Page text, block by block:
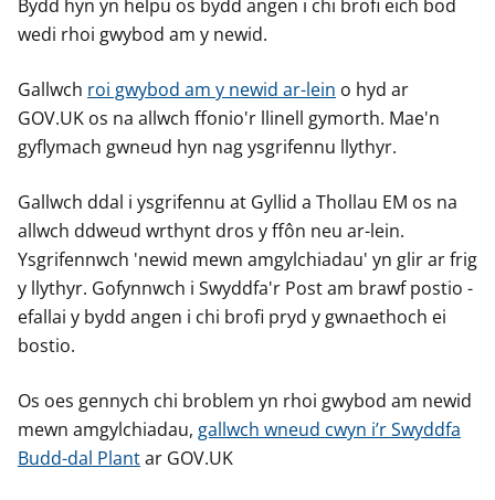
Bydd hyn yn helpu os bydd angen i chi brofi eich bod
wedi rhoi gwybod am y newid.
Gallwch roi gwybod am y newid ar-lein o hyd ar
GOV.UK os na allwch ffonio'r llinell gymorth. Mae'n
gyflymach gwneud hyn nag ysgrifennu llythyr.
Gallwch ddal i ysgrifennu at Gyllid a Thollau EM os na
allwch ddweud wrthynt dros y ffôn neu ar-lein.
Ysgrifennwch 'newid mewn amgylchiadau' yn glir ar frig
y llythyr. Gofynnwch i Swyddfa'r Post am brawf postio -
efallai y bydd angen i chi brofi pryd y gwnaethoch ei
bostio.
Os oes gennych chi broblem yn rhoi gwybod am newid
mewn amgylchiadau, gallwch wneud cwyn i’r Swyddfa
Budd-dal Plantar GOV.UK